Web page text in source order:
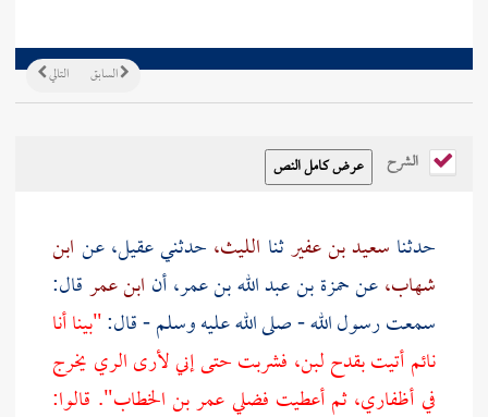
التالي السابق
الشرح
حدثنا سعيد بن عفيرثنا الليث، حدثنيعقيل،عن ابن
شهاب،عنحمزة بن عبد الله بن عمر،أن ابن عمرقال:
سمعت رسول الله - صلى الله عليه وسلم - قال:"بينا أنا
نائم أتيت بقدح لبن، فشربت حتى إني لأرى الري يخرج
في أظفاري، ثم أعطيت فضلي عمر بن الخطاب". قالوا: